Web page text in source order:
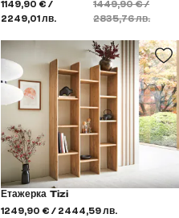
1149,90 € /
2249,01 лв.
1449,90 € /
2835,76 лв.
Етажерка Tizi
1249,90 € / 2444,59 лв.